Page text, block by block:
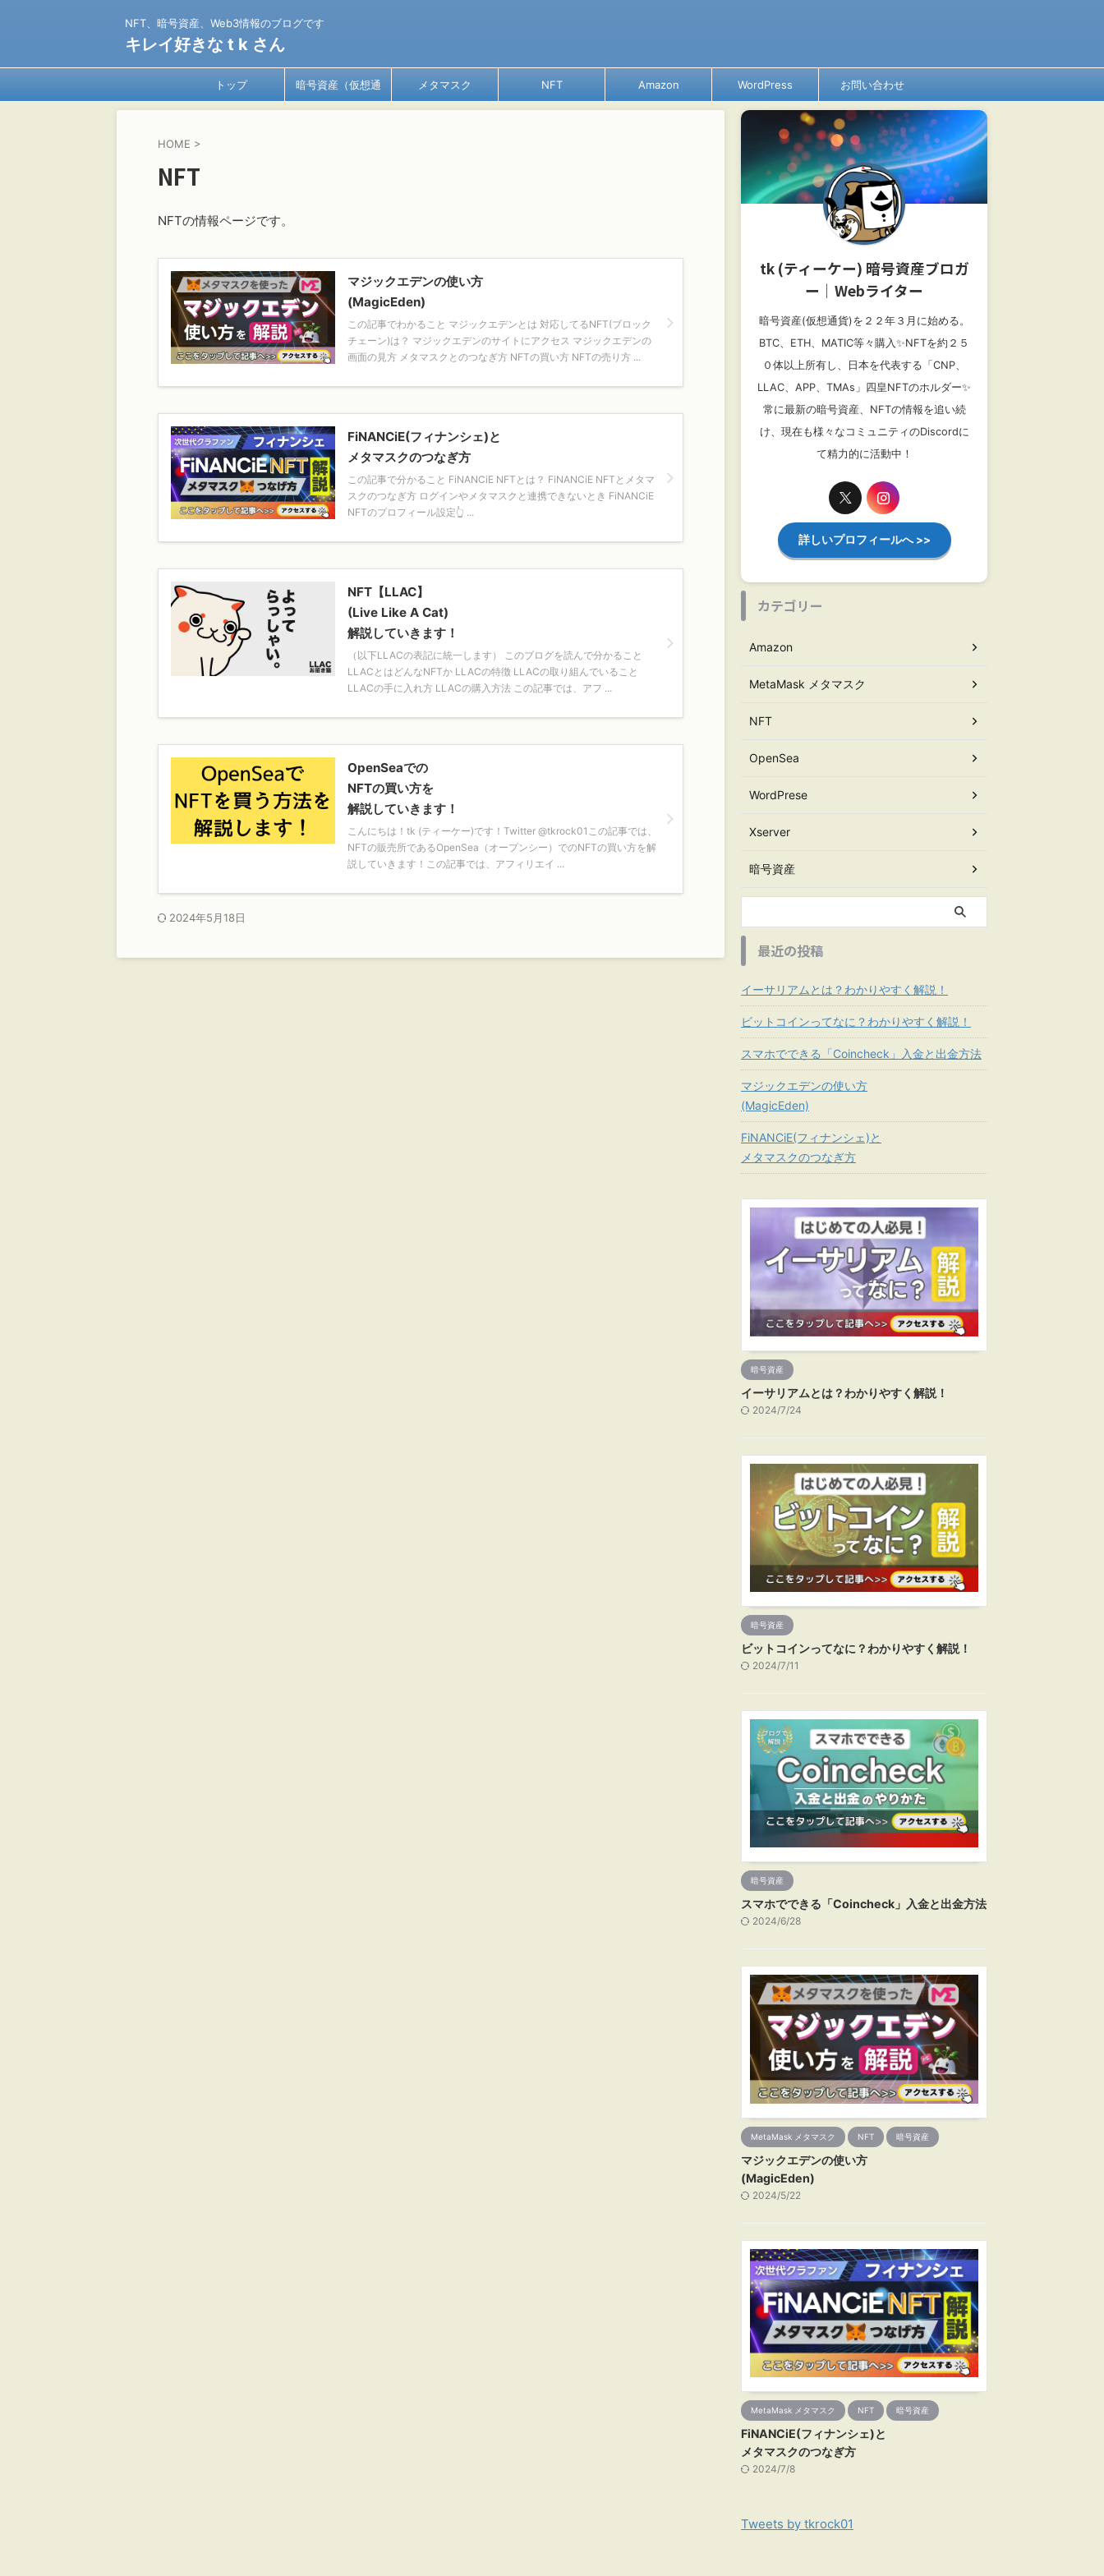
NFT、暗号資産、Web3情報のブログです
キレイ好きな t k さん
トップ 暗号資産（仮想通 メタマスク NFT Amazon WordPress お問い合わせ
HOME >
NFT
NFTの情報ページです。
マジックエデンの使い方
(MagicEden)
この記事でわかること マジックエデンとは 対応してるNFT(ブロック
チェーン)は？ マジックエデンのサイトにアクセス マジックエデンの
画面の見方 メタマスクとのつなぎ方 NFTの買い方 NFTの売り方 ...
FiNANCiE(フィナンシェ)と
メタマスクのつなぎ方
この記事で分かること FiNANCiE NFTとは？ FiNANCiE NFTとメタマ
スクのつなぎ方 ログインやメタマスクと連携できないとき FiNANCiE
NFTのプロフィール設定👆 ...
NFT【LLAC】
(Live Like A Cat)
解説していきます！
（以下LLACの表記に統一します） このブログを読んで分かること
LLACとはどんなNFTか LLACの特徴 LLACの取り組んでいること
LLACの手に入れ方 LLACの購入方法 この記事では、アフ ...
OpenSeaでの
NFTの買い方を
解説していきます！
こんにちは！tk (ティーケー)です！Twitter @tkrock01この記事では、
NFTの販売所であるOpenSea（オープンシー）でのNFTの買い方を解
説していきます！この記事では、アフィリエイ ...
2024年5月18日
tk (ティーケー) 暗号資産ブロガ
ー│Webライター
暗号資産(仮想通貨)を２２年３月に始める。
BTC、ETH、MATIC等々購入✨NFTを約２５
０体以上所有し、日本を代表する「CNP、
LLAC、APP、TMAs」四皇NFTのホルダー✨
常に最新の暗号資産、NFTの情報を追い続
け、現在も様々なコミュニティのDiscordに
て精力的に活動中！
詳しいプロフィールへ >>
カテゴリー
Amazon
MetaMask メタマスク
NFT
OpenSea
WordPrese
Xserver
暗号資産
最近の投稿
イーサリアムとは？わかりやすく解説！
ビットコインってなに？わかりやすく解説！
スマホでできる「Coincheck」入金と出金方法
マジックエデンの使い方
(MagicEden)
FiNANCiE(フィナンシェ)と
メタマスクのつなぎ方
暗号資産
イーサリアムとは？わかりやすく解説！
2024/7/24
暗号資産
ビットコインってなに？わかりやすく解説！
2024/7/11
暗号資産
スマホでできる「Coincheck」入金と出金方法
2024/6/28
MetaMask メタマスク NFT 暗号資産
マジックエデンの使い方
(MagicEden)
2024/5/22
MetaMask メタマスク NFT 暗号資産
FiNANCiE(フィナンシェ)と
メタマスクのつなぎ方
2024/7/8
Tweets by tkrock01